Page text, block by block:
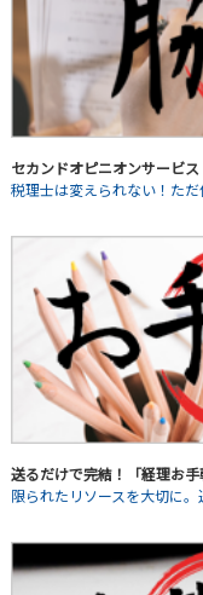
セカンドオピニオンサービス
税理士は変えられない！た
送るだけで完結！「経理お手
限られたリソースを大切に